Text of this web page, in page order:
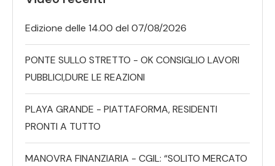
Edizione delle 14.00 del 07/08/2026
PONTE SULLO STRETTO - OK CONSIGLIO LAVORI
PUBBLICI,DURE LE REAZIONI
PLAYA GRANDE - PIATTAFORMA, RESIDENTI
PRONTI A TUTTO
MANOVRA FINANZIARIA - CGIL: “SOLITO MERCATO